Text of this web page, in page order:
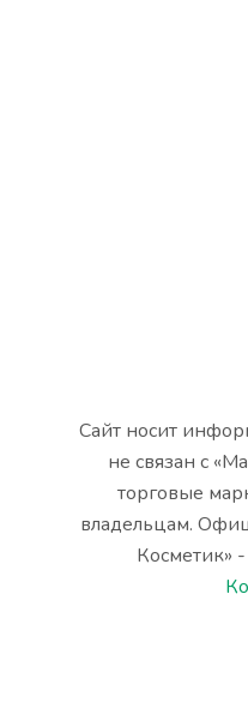
Сайт носит
не связан с
торговые
владельцам.
Косметик»